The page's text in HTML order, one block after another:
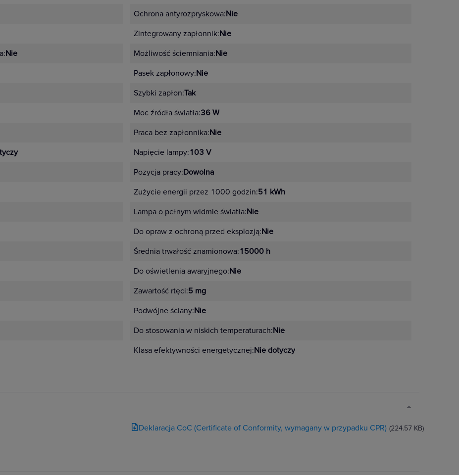
Nie
Ochrona antyrozpryskowa:Nie
Zintegrowany zapłonnik:Nie
Możliwość ściemniania:Nie
Pasek zapłonowy:Nie
Szybki zapłon:Tak
Moc źródła światła:36 W
Praca bez zapłonnika:Nie
Napięcie lampy:103 V
Pozycja pracy:Dowolna
Zużycie energii przez 1000 godzin:51 kWh
Lampa o pełnym widmie światła:Nie
Do opraw z ochroną przed eksplozją:Nie
Średnia trwałość znamionowa:15000 h
Do oświetlenia awaryjnego:Nie
Zawartość rtęci:5 mg
Podwójne ściany:Nie
Do stosowania w niskich temperaturach:Nie
Klasa efektywności energetycznej:Nie dotyczy
Deklaracja CoC (Certificate of Conformity, wymagany w przypadku CPR) (224.57 KB)